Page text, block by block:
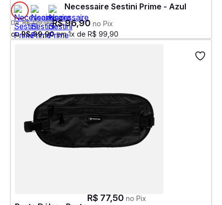
Necessaire Sestini Prime - Azul
De:R$ 129,90R$96,90 no Pix
ouR$ 99,90em1x de R$ 99 90
R$ 77,50 no Pix